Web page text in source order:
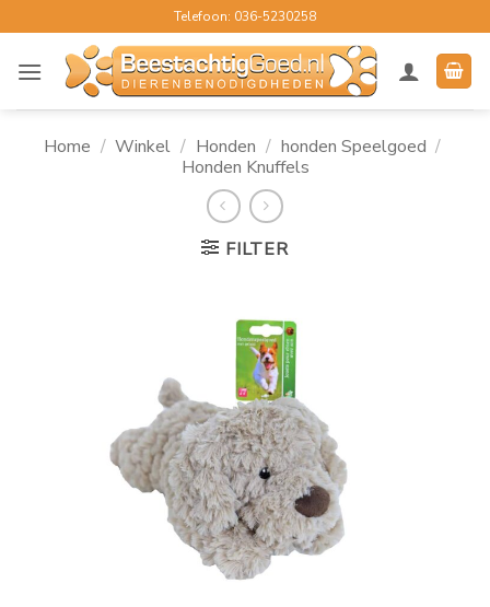
naar
inhoud
Telefoon: 036-5230258
Home / Winkel / Honden / honden Speelgoed /
Honden Knuffels
FILTER